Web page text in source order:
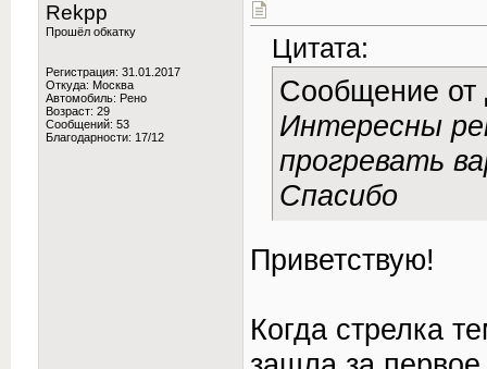
Rekpp
Прошёл обкатку
Регистрация: 31.01.2017
Откуда: Москва
Автомобиль: Рено
Возраст: 29
Сообщений: 53
Благодарности: 17/12
Цитата:
Сообщение от
Интересны
прогревать
Спасибо
Приветствую!
Когда стрелка